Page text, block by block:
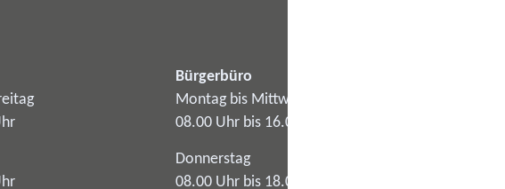
Bürgerbüro
Montag bis Mittwoch
08.00 Uhr bis 16.00 Uhr
Donnerstag
08.00 Uhr bis 18.00 Uhr